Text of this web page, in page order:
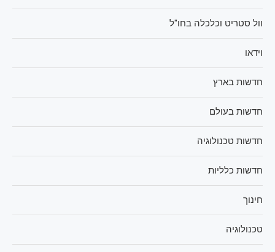
וול סטריט וכלכלה בחו"ל
וידאו
חדשות בארץ
חדשות בעולם
חדשות טכנולוגיה
חדשות כלליות
חינוך
טכנולוגיה